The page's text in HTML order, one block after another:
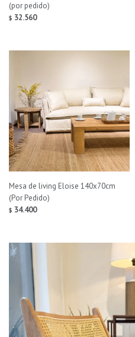
(por pedido)
$ 32.560
Mesa de living Eloise 140x70cm
(Por Pedido)
$ 34.400